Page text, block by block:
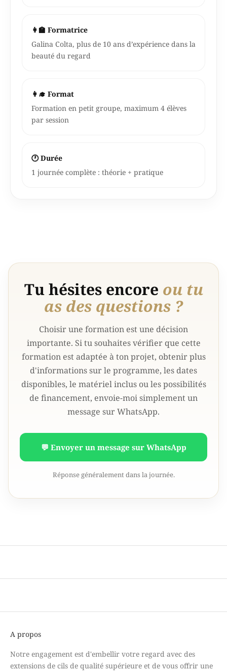
👩‍🏫 Formatrice
Galina Colta, plus de 10 ans d’expérience dans la
beauté du regard
👩‍🎓 Format
Formation en petit groupe, maximum 4 élèves
par session
🕐 Durée
1 journée complète : théorie + pratique
Tu hésites encore ou tu
as des questions ?
Choisir une formation est une décision
importante. Si tu souhaites vérifier que cette
formation est adaptée à ton projet, obtenir plus
d'informations sur le programme, les dates
disponibles, le matériel inclus ou les possibilités
de financement, envoie-moi simplement un
message sur WhatsApp.
💬 Envoyer un message sur WhatsApp
Réponse généralement dans la journée.
A propos
Notre engagement est d'embellir votre regard avec des
extensions de cils de qualité supérieure et de vous offrir une